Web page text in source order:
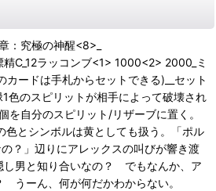
：究極の神醒<8>_
C_12ラッコンブ<1> 1000<2> 2000_ミ
ードは手札からセットできる)__セット
色のスピリットが相手によって破壊され
を自分のスピリット/リザーブに置く。
色とシンボルは黄としても扱う。「ポル
？」辺りにアレックスの叫びが響き渡
し男と知り合いなの？ でもなんか、ア
うーん、何が何だかわからない。